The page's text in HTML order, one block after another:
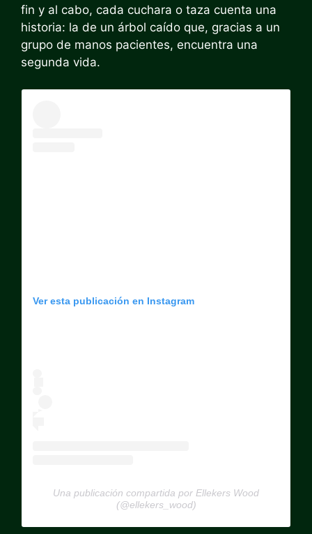
fin y al cabo, cada cuchara o taza cuenta una
historia: la de un árbol caído que, gracias a un
grupo de manos pacientes, encuentra una
segunda vida.
Ver esta publicación en Instagram
Una publicación compartida por Ellekers Wood
(@ellekers_wood)